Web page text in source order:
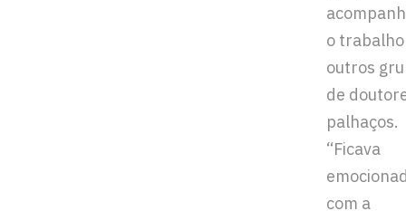
o
outros
de
palhaços.
“Ficava
com a